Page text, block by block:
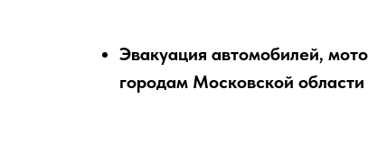
Эвакуация автомобилей,
городам Московской